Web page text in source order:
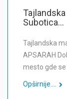
Subotica...
Tajlandska
APSARAH
mesto gde
Opširnije....